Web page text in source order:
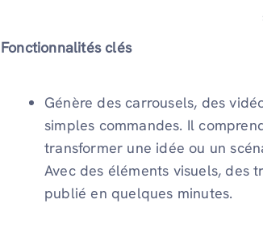
Fonctionnalités clés
Génère des carrousels, des
simples commandes. Il
transformer une idée ou un
Avec des éléments visuels, des
publié en quelques minutes.